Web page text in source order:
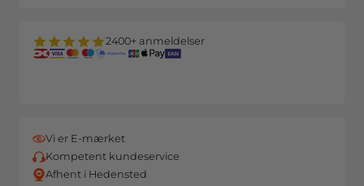
2400+ anmeldelser
Vi er E-mærket
Kompetent kundeservice
Afhent i Hedensted